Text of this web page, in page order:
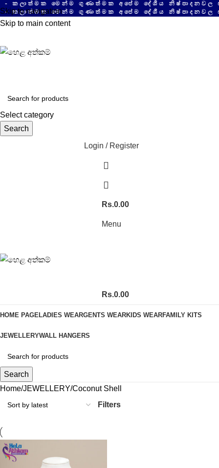
Skip to navigation
Skip to main content
මෙන්ම ගුණාත්මක අපේම දේශීය නිෂ්පාදනවල
මෙන්ම ගුණාත්මක අපේම දේශීය නිෂ්පාදනවල
Select category
Search
Login / Register
Rs.0.00
Menu
Rs.0.00
HOME PAGELADIES WEARGENTS WEARKIDS WEARFAMILY KITS
JEWELLERYWALL HANGERS
Search
Home JEWELLERY Coconut Shell
Filters